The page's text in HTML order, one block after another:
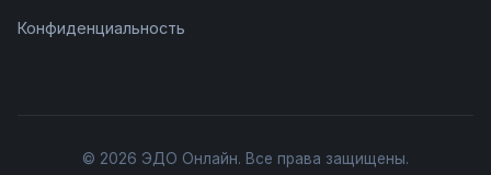
Конфиденциальность
© 2026 ЭДО Онлайн. Все права защищены.